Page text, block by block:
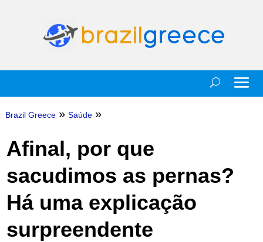
Brazil Greece » Saúde »
Afinal, por que
sacudimos as pernas?
Há uma explicação
surpreendente